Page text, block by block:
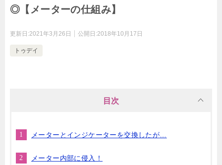
◎【メーターの仕組み】
更新日:2021年3月26日 公開日:2018年10月17日
トゥデイ
目次
メーターとインジケーターを交換したが…
メーター内部に侵入！